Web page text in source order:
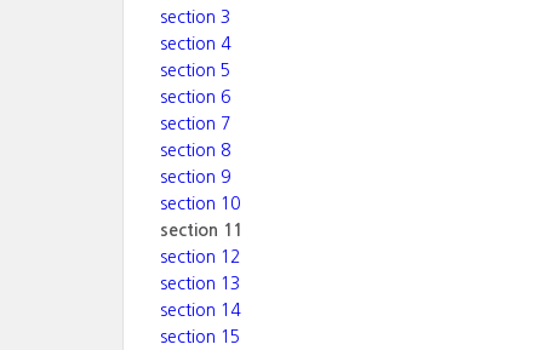
section 3
section 4
section 5
section 6
section 7
section 8
section 9
section 10
section 11
section 12
section 13
section 14
section 15